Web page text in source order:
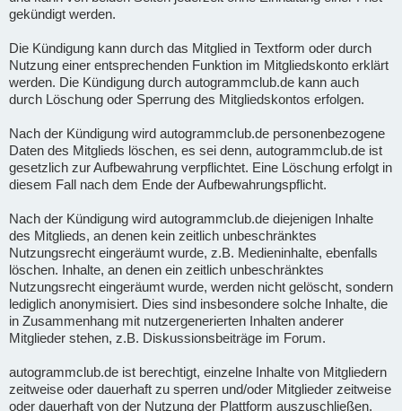
gekündigt werden.
Die Kündigung kann durch das Mitglied in Textform oder durch
Nutzung einer entsprechenden Funktion im Mitgliedskonto erklärt
werden. Die Kündigung durch autogrammclub.de kann auch
durch Löschung oder Sperrung des Mitgliedskontos erfolgen.
Nach der Kündigung wird autogrammclub.de personenbezogene
Daten des Mitglieds löschen, es sei denn, autogrammclub.de ist
gesetzlich zur Aufbewahrung verpflichtet. Eine Löschung erfolgt in
diesem Fall nach dem Ende der Aufbewahrungspflicht.
Nach der Kündigung wird autogrammclub.de diejenigen Inhalte
des Mitglieds, an denen kein zeitlich unbeschränktes
Nutzungsrecht eingeräumt wurde, z.B. Medieninhalte, ebenfalls
löschen. Inhalte, an denen ein zeitlich unbeschränktes
Nutzungsrecht eingeräumt wurde, werden nicht gelöscht, sondern
lediglich anonymisiert. Dies sind insbesondere solche Inhalte, die
in Zusammenhang mit nutzergenerierten Inhalten anderer
Mitglieder stehen, z.B. Diskussionsbeiträge im Forum.
autogrammclub.de ist berechtigt, einzelne Inhalte von Mitgliedern
zeitweise oder dauerhaft zu sperren und/oder Mitglieder zeitweise
oder dauerhaft von der Nutzung der Plattform auszuschließen,